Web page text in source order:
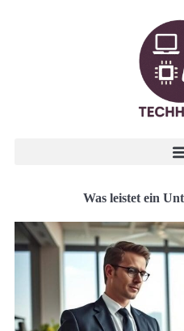
Was leistet ein